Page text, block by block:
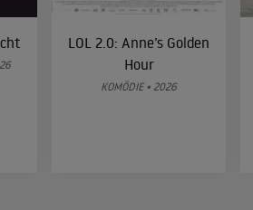
LOL 2.0: Anne’s Golden
Hour
KOMÖDIE • 2026